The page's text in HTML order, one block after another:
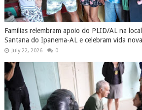
Famílias relembram apoio do PLID/AL na
Santana do Ipanema-AL e celebram vida
July 22, 2026 0